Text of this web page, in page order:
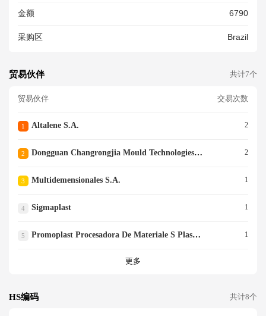
ADOS|FABRICAçãO DE EQUI
MANUSEIO|MAQUINAS E AP
金额 6790
采购区 Brazil
贸易伙伴 共计7个
贸易伙伴 交易次数
1 Altalene S.a. 2
2 Dongguan Changrongjia Mould Technologies Co 2
3 Multidemensionales S.a. 1
4 Sigmaplast 1
5 Promoplast Procesadora De Materiale S Plasticos S.a. 1
更多
HS编码 共计8个